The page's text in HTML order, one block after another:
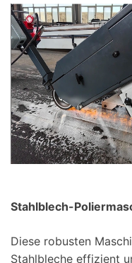
Stahlblech-
Diese robusten
Stahlbleche effizient